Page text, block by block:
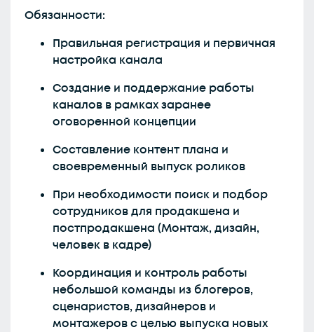
Обязанности:
Правильная регистрация и первичная
настройка канала
Создание и поддержание работы
каналов в рамках заранее
оговоренной концепции
Составление контент плана и
своевременный выпуск роликов
При необходимости поиск и подбор
сотрудников для продакшена и
постпродакшена (Монтаж, дизайн,
человек в кадре)
Координация и контроль работы
небольшой команды из блогеров,
сценаристов, дизайнеров и
монтажеров с целью выпуска новых